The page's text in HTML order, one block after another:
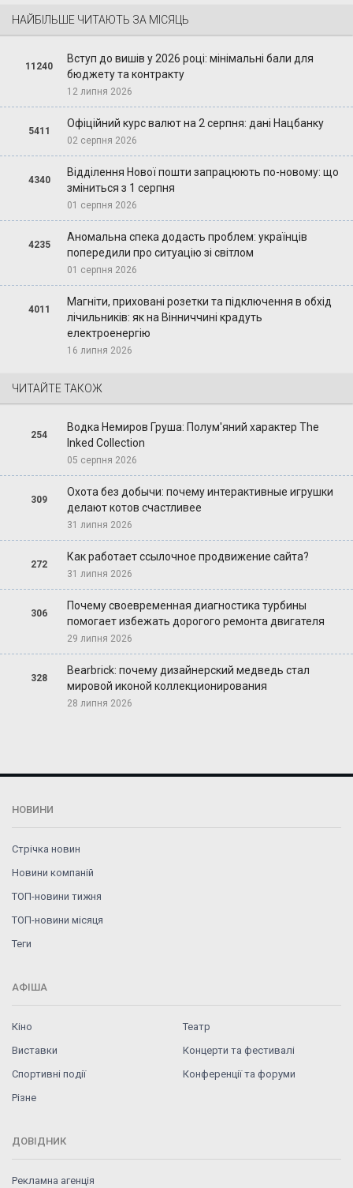
НАЙБІЛЬШЕ ЧИТАЮТЬ ЗА МІСЯЦЬ
11240
Вступ до вишів у 2026 році: мінімальні бали для
бюджету та контракту
12 липня 2026
5411
Офіційний курс валют на 2 серпня: дані Нацбанку
02 серпня 2026
4340
Відділення Нової пошти запрацюють по-новому: що
зміниться з 1 серпня
01 серпня 2026
4235
Аномальна спека додасть проблем: українців
попередили про ситуацію зі світлом
01 серпня 2026
4011
Магніти, приховані розетки та підключення в обхід
лічильників: як на Вінниччині крадуть
електроенергію
16 липня 2026
ЧИТАЙТЕ ТАКОЖ
254
Водка Немиров Груша: Полум'яний характер The
Inked Collection
05 серпня 2026
309
Охота без добычи: почему интерактивные игрушки
делают котов счастливее
31 липня 2026
272
Как работает ссылочное продвижение сайта?
31 липня 2026
306
Почему своевременная диагностика турбины
помогает избежать дорогого ремонта двигателя
29 липня 2026
328
Bearbrick: почему дизайнерский медведь стал
мировой иконой коллекционирования
28 липня 2026
НОВИНИ
Стрічка новин
Новини компаній
ТОП-новини тижня
ТОП-новини місяця
Теги
АФІША
Кіно
Театр
Виставки
Концерти та фестивалі
Спортивні події
Конференції та форуми
Різне
ДОВІДНИК
Рекламна агенція